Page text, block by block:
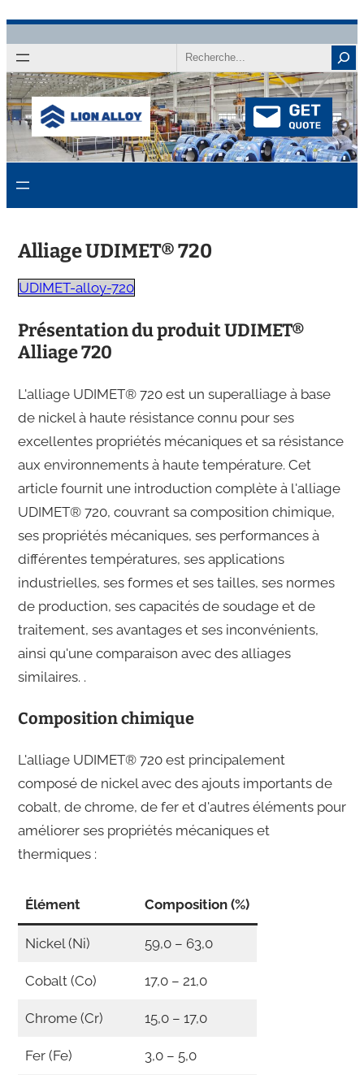
au
contenu
Recherche
Alliage UDIMET® 720
UDIMET-alloy-720
Présentation du produit UDIMET®
Alliage 720
L'alliage UDIMET® 720 est un superalliage à base
de nickel à haute résistance connu pour ses
excellentes propriétés mécaniques et sa résistance
aux environnements à haute température. Cet
article fournit une introduction complète à l'alliage
UDIMET® 720, couvrant sa composition chimique,
ses propriétés mécaniques, ses performances à
différentes températures, ses applications
industrielles, ses formes et ses tailles, ses normes
de production, ses capacités de soudage et de
traitement, ses avantages et ses inconvénients,
ainsi qu'une comparaison avec des alliages
similaires. .
Composition chimique
L'alliage UDIMET® 720 est principalement
composé de nickel avec des ajouts importants de
cobalt, de chrome, de fer et d'autres éléments pour
améliorer ses propriétés mécaniques et
thermiques :
Élément Composition (%)
Nickel (Ni) 59,0 – 63,0
Cobalt (Co) 17,0 – 21,0
Chrome (Cr) 15,0 – 17,0
Fer (Fe) 3,0 – 5,0